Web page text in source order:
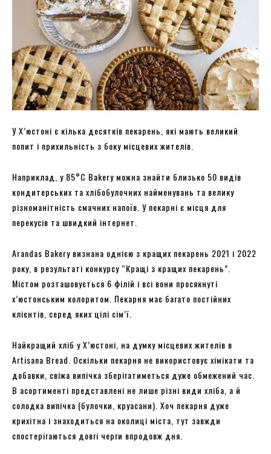
У Х’юстоні є кілька десятків пекарень, які мають великий
попит і прихильність з боку місцевих жителів.
Наприклад, у 85°C Bakery можна знайти близько 50 видів
кондитерських та хлібобулочних найменувань та велику
різноманітність смачних напоїв. У пекарні є місця для
перекусів та швидкий інтернет.
Arandas Bakery визнана однією з кращих пекарень 2021 і 2022
року, в результаті конкурсу “Кращі з кращих пекарень”.
Містом розташовується 6 філій і всі вони просякнуті
х’юстонським колоритом. Пекарня має багато постійних
клієнтів, серед яких цілі сім’ї.
Найкращий хліб у Х’юстоні, на думку місцевих жителів в
Artisana Bread. Оскільки пекарня не використовує хімікати та
добавки, свіжа випічка зберігатиметься дуже обмежений час.
В асортименті представлені не лише різні види хліба, а й
солодка випічка (булочки, круасани). Хоч пекарня дуже
крихітна і знаходиться на околиці міста, тут завжди
спостерігаються довгі черги впродовж дня.